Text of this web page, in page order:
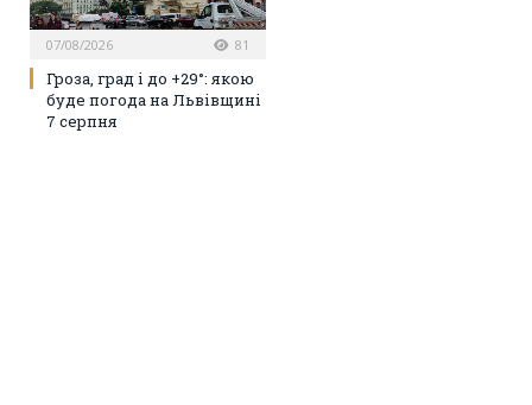
07/08/2026 81
Гроза, град і до +29°: якою
буде погода на Львівщині
7 серпня